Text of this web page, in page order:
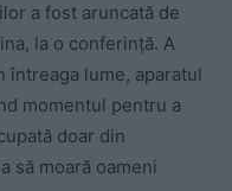
a fost aruncată de
la o conferință. A
lume, aparatul
momentul pentru a
doar din
să moară oameni